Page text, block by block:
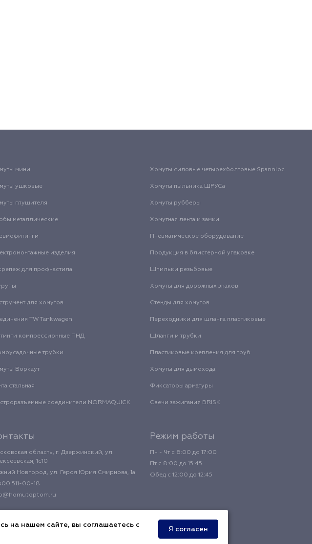
мини Хомуты силовые четырехболтовые Spannloc
ушковые Хомуты пыльника ШРУСа
глушителя Хомуты рубберы
металлические Хомутная лента и замки
Пневматическое оборудование
изделия Продукция в блистерной упаковке
для профнастила Шпильки резьбовые
Хомуты для дорожных знаков
для хомутов Стенды для хомутов
TW Tankwagen Переходники для шланга пластиковые
компрессионные ПНД Шланги и трубки
трубки Пластиковые крепления для труб
Воркаут Хомуты для дымохода
стальная Фиксаторы арматуры
соединители NORMAQUICK Свечи зажигания BRISK
область, г. Дзержинский, ул.
1с10
Новгород, ул. Героя Юрия Смирнова, 1а
511-00-18
Режим работы
Пн - Чт с 8:00 до 17:00
Пт с 8:00 до 15:45
Обед с 12:00 до 12:45
на нашем сайте, вы соглашаетесь с
Я согласен